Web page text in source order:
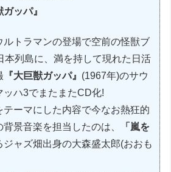
ガッパ』
ルトラマンの登場で空前の怪獣ブ
本列島に、満を持して現れた日活
『大巨獣ガッパ』 (1967年)のサウ
ッハ3でまたまたCD化!
テーマにした内容で今なお熱狂的
景音楽を担当したのは、
「嵐を
ジャズ畑出身の大森盛太郎(おおも